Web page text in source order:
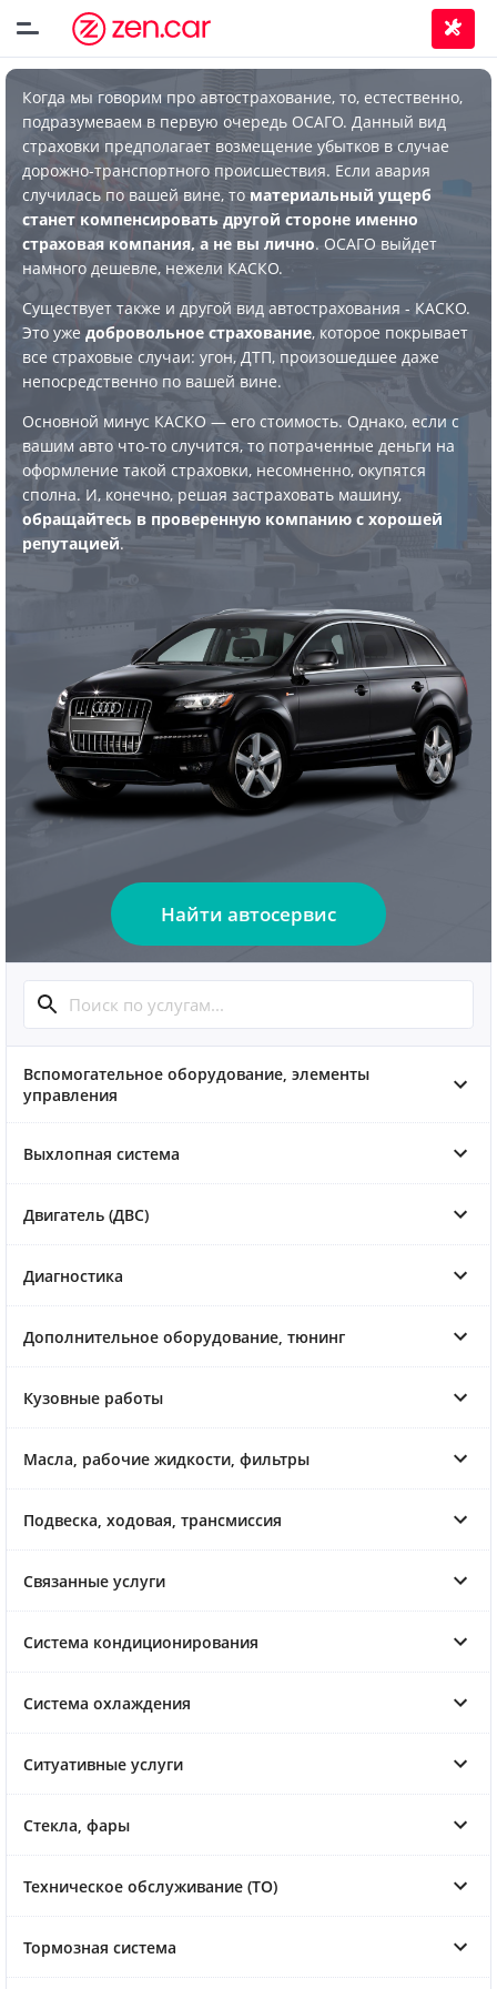
Когда мы говорим про автострахование, то, естественно,
подразумеваем в первую очередь ОСАГО. Данный вид
страховки предполагает возмещение убытков в случае
дорожно-транспортного происшествия. Если авария
случилась по вашей вине, то материальный ущерб
станет компенсировать другой стороне именно
страховая компания, а не вы лично. ОСАГО выйдет
намного дешевле, нежели КАСКО.
Существует также и другой вид автострахования - КАСКО.
Это уже добровольное страхование, которое покрывает
все страховые случаи: угон, ДТП, произошедшее даже
непосредственно по вашей вине.
Основной минус КАСКО — его стоимость. Однако, если с
вашим авто что-то случится, то потраченные деньги на
оформление такой страховки, несомненно, окупятся
сполна. И, конечно, решая застраховать машину,
обращайтесь в проверенную компанию с хорошей
репутацией.
Найти автосервис
Вспомогательное оборудование, элементы
управления
Выхлопная система
Двигатель (ДВС)
Диагностика
Дополнительное оборудование, тюнинг
Кузовные работы
Масла, рабочие жидкости, фильтры
Подвеска, ходовая, трансмиссия
Связанные услуги
Система кондиционирования
Система охлаждения
Ситуативные услуги
Стекла, фары
Техническое обслуживание (ТО)
Тормозная система